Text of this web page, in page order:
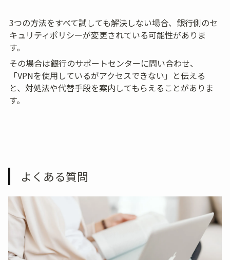
3つの方法をすべて試しても解決しない場合、銀行側のセ
キュリティポリシーが変更されている可能性がありま
す。
その場合は銀行のサポートセンターに問い合わせ、
「VPNを使用しているがアクセスできない」と伝える
と、対処法や代替手段を案内してもらえることがありま
す。
よくある質問